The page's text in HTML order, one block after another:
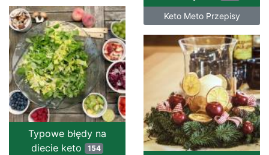
Keto Meto Przepisy
Typowe błędy na
diecie keto
154